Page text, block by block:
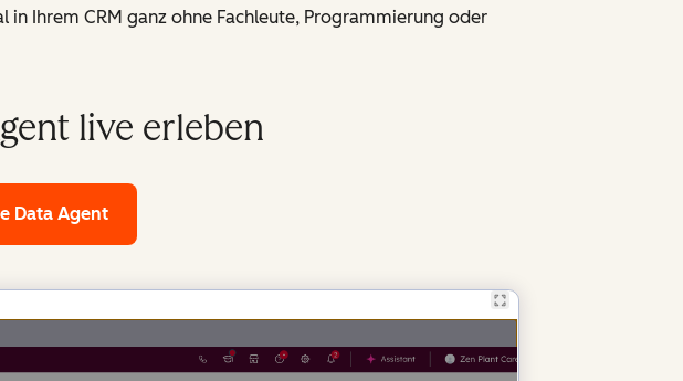
in Ihrem CRM ganz ohne Fachleute, Programmierung oder
live erleben
Data Agent